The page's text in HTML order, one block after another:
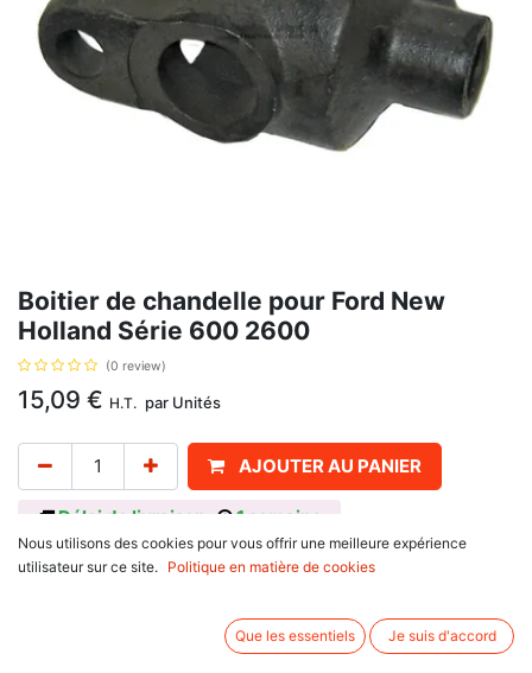
Boitier de chandelle pour Ford New
Holland Série 600 2600
(0 review)
15,09 € H.T. par Unités
AJOUTER AU PANIER
Délai de livraison : 1 semaine
Filetage: 3/4" UNC., avec pour référence d'origine : 181344M2, 193181M1.
Nous utilisons des cookies pour vous offrir une meilleure expérience
utilisateur sur ce site.
Politique en matière de cookies
Que les essentiels Je suis d'accord